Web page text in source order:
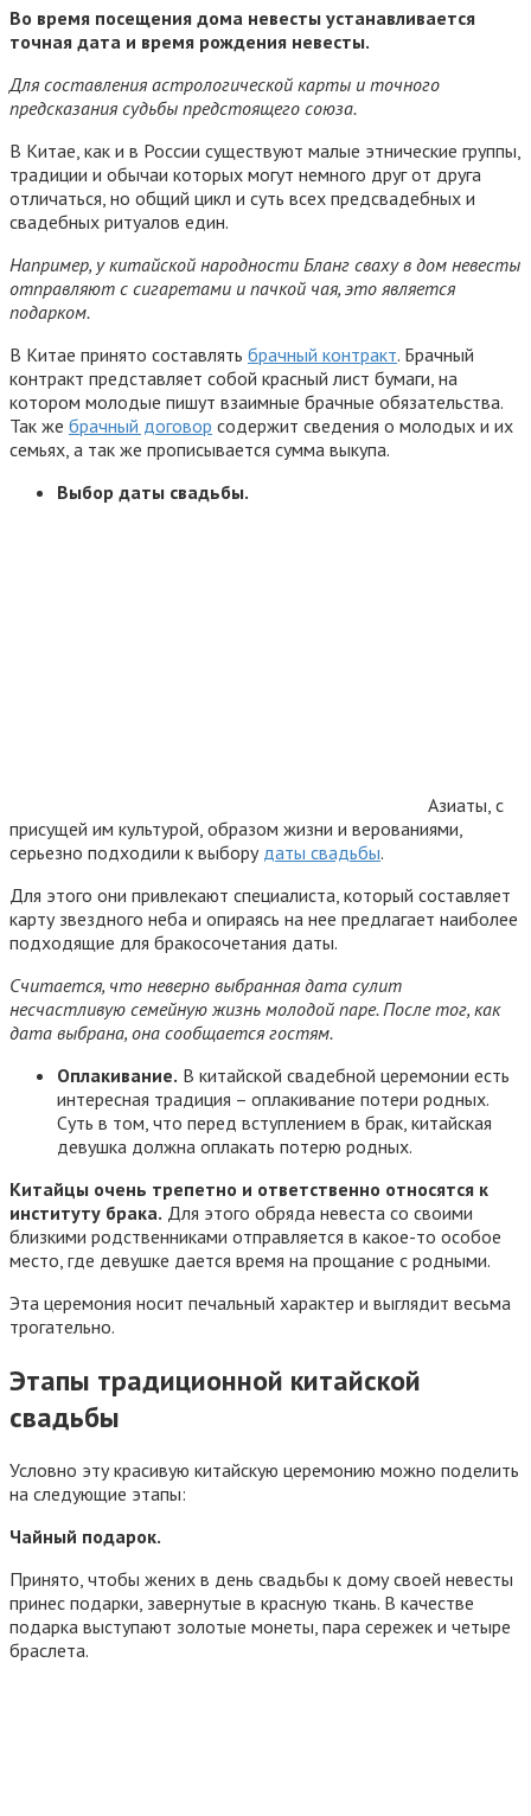
Во время посещения дома невесты устанавливается
точная дата и время рождения невесты.
Для составления астрологической карты и точного
предсказания судьбы предстоящего союза.
В Китае, как и в России существуют малые этнические группы,
традиции и обычаи которых могут немного друг от друга
отличаться, но общий цикл и суть всех предсвадебных и
свадебных ритуалов един.
Например, у китайской народности Бланг сваху в дом невесты
отправляют с сигаретами и пачкой чая, это является
подарком.
В Китае принято составлять брачный контракт. Брачный
контракт представляет собой красный лист бумаги, на
котором молодые пишут взаимные брачные обязательства.
Так же брачный договор содержит сведения о молодых и их
семьях, а так же прописывается сумма выкупа.
Выбор даты свадьбы.
Азиаты, с
присущей им культурой, образом жизни и верованиями,
серьезно подходили к выбору даты свадьбы.
Для этого они привлекают специалиста, который составляет
карту звездного неба и опираясь на нее предлагает наиболее
подходящие для бракосочетания даты.
Считается, что неверно выбранная дата сулит
несчастливую семейную жизнь молодой паре. После тог, как
дата выбрана, она сообщается гостям.
Оплакивание. В китайской свадебной церемонии есть
интересная традиция – оплакивание потери родных.
Суть в том, что перед вступлением в брак, китайская
девушка должна оплакать потерю родных.
Китайцы очень трепетно и ответственно относятся к
институту брака. Для этого обряда невеста со своими
близкими родственниками отправляется в какое-то особое
место, где девушке дается время на прощание с родными.
Эта церемония носит печальный характер и выглядит весьма
трогательно.
Этапы традиционной китайской
свадьбы
Условно эту красивую китайскую церемонию можно поделить
на следующие этапы:
Чайный подарок.
Принято, чтобы жених в день свадьбы к дому своей невесты
принес подарки, завернутые в красную ткань. В качестве
подарка выступают золотые монеты, пара сережек и четыре
браслета.